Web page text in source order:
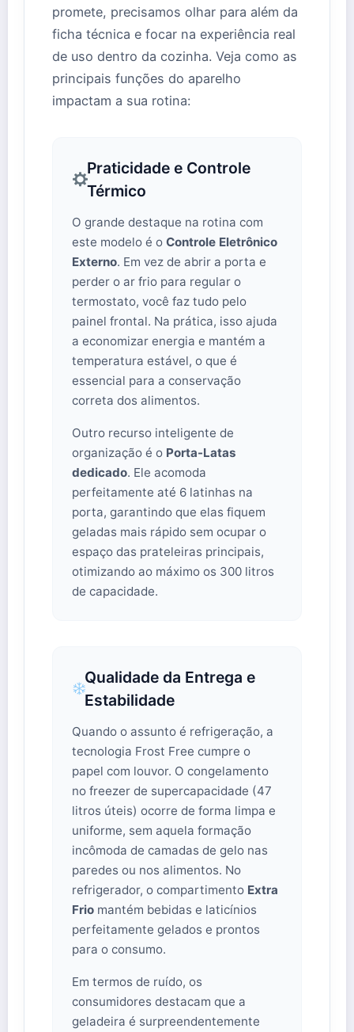
promete, precisamos olhar para além da
ficha técnica e focar na experiência real
de uso dentro da cozinha. Veja como as
principais funções do aparelho
impactam a sua rotina:
Praticidade e Controle
Térmico
O grande destaque na rotina com
este modelo é o Controle Eletrônico
Externo. Em vez de abrir a porta e
perder o ar frio para regular o
termostato, você faz tudo pelo
painel frontal. Na prática, isso ajuda
a economizar energia e mantém a
temperatura estável, o que é
essencial para a conservação
correta dos alimentos.
Outro recurso inteligente de
organização é o Porta-Latas
dedicado. Ele acomoda
perfeitamente até 6 latinhas na
porta, garantindo que elas fiquem
geladas mais rápido sem ocupar o
espaço das prateleiras principais,
otimizando ao máximo os 300 litros
de capacidade.
Qualidade da Entrega e
Estabilidade
Quando o assunto é refrigeração, a
tecnologia Frost Free cumpre o
papel com louvor. O congelamento
no freezer de supercapacidade (47
litros úteis) ocorre de forma limpa e
uniforme, sem aquela formação
incômoda de camadas de gelo nas
paredes ou nos alimentos. No
refrigerador, o compartimento Extra
Frio mantém bebidas e laticínios
perfeitamente gelados e prontos
para o consumo.
Em termos de ruído, os
consumidores destacam que a
geladeira é surpreendentemente